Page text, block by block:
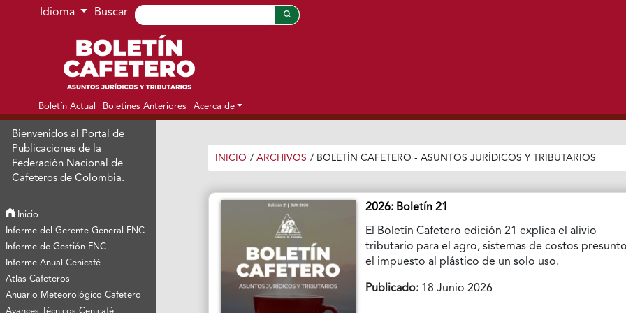
Ir al menú de navegación principal
Ir al contenido principal
Ir al pie de página del sitio
Idioma Buscar
Boletín Actual Boletines Anteriores Acerca de
Bienvenidos al Portal de
Publicaciones de la
Federación Nacional de
Cafeteros de Colombia.
Inicio
Informe del Gerente General FNC
Informe de Gestión FNC
Informe Anual Cenicafé
Atlas Cafeteros
Anuario Meteorológico Cafetero
INICIO / ARCHIVOS / BOLETÍN CAFETERO - ASUNTOS JURÍDICOS Y TRIBUTARIOS
2026: Boletín 21
El Boletín Cafetero edición 21 explica el alivio
tributario para el agro, sistemas de costos
el impuesto al plástico de un solo uso.
Publicado: 18 Junio 2026